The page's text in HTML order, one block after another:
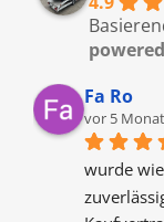
Fa Ro
vor 5
wurde